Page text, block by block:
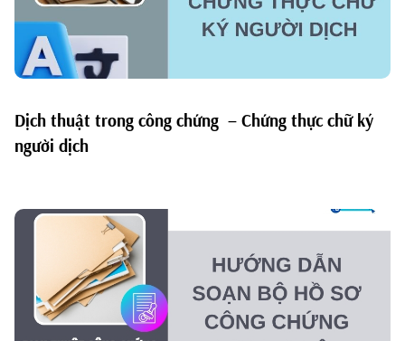
Dịch thuật trong công chứng – Chứng thực chữ ký
người dịch